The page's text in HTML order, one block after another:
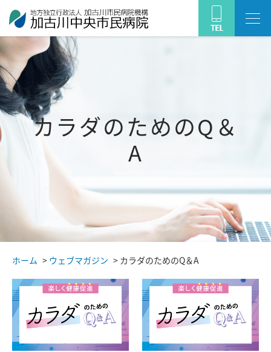
カラダのためのQ＆
A
ホーム > ウェブマガジン > カラダのためのQ＆A